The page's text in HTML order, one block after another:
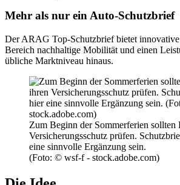
Mehr als nur ein Auto-Schutzbrief
Der ARAG Top-Schutzbrief bietet
Bereich nachhaltige Mobilität und einen
übliche Marktniveau hinaus.
Zum Beginn der Sommerferien sollten
Versicherungsschutz prüfen.
eine sinnvolle Ergänzung sein.
(Foto: © wsf-f - stock.adobe.com)